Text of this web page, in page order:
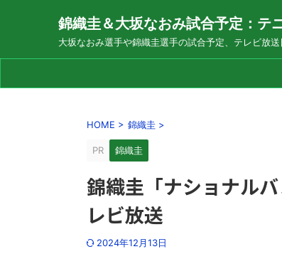
錦織圭＆大坂なおみ試合予定：テ
大坂なおみ選手や錦織圭選手の試合予定、テレビ放
HOME > 錦織圭 >
PR 錦織圭
錦織圭「ナショナル
レビ放送
2024年12月13日